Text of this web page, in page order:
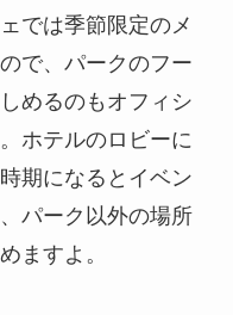
では季節限定のメ
で、パークのフー
めるのもオフィシ
ホテルのロビーに
期になるとイベン
パーク以外の場所
ますよ。